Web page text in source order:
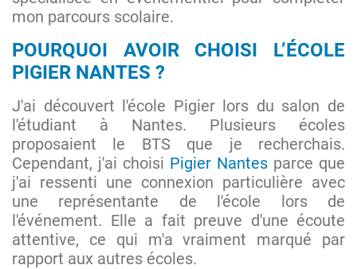
mon parcours scolaire.
POURQUOI AVOIR CHOISI L’ÉCOLE
PIGIER NANTES ?
J'ai découvert l'école Pigier lors du salon de
l'étudiant à Nantes. Plusieurs écoles
proposaient le BTS que je recherchais.
Cependant, j'ai choisi Pigier Nantes parce que
j'ai ressenti une connexion particulière avec
une représentante de l'école lors de
l'événement. Elle a fait preuve d'une écoute
attentive, ce qui m'a vraiment marqué par
rapport aux autres écoles.